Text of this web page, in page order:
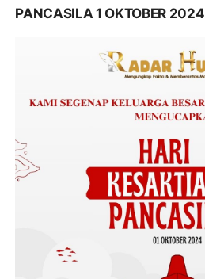
PANCASILA 1 OKTOBER 2024